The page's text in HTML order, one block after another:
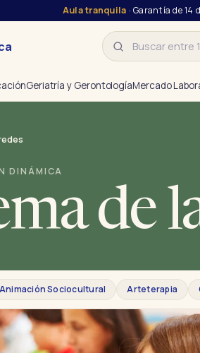
Aula tranquila · Garantía de
Buscar
Geriatría y GerontologíaMercado
DINÁMICA
de
Animación Sociocultural Arteterapia